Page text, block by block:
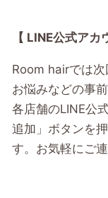
【 LINE公式アカ
Room hairでは次
お悩みなどの事
各店舗のLINE公
追加」ボタンを
す。お気軽にご